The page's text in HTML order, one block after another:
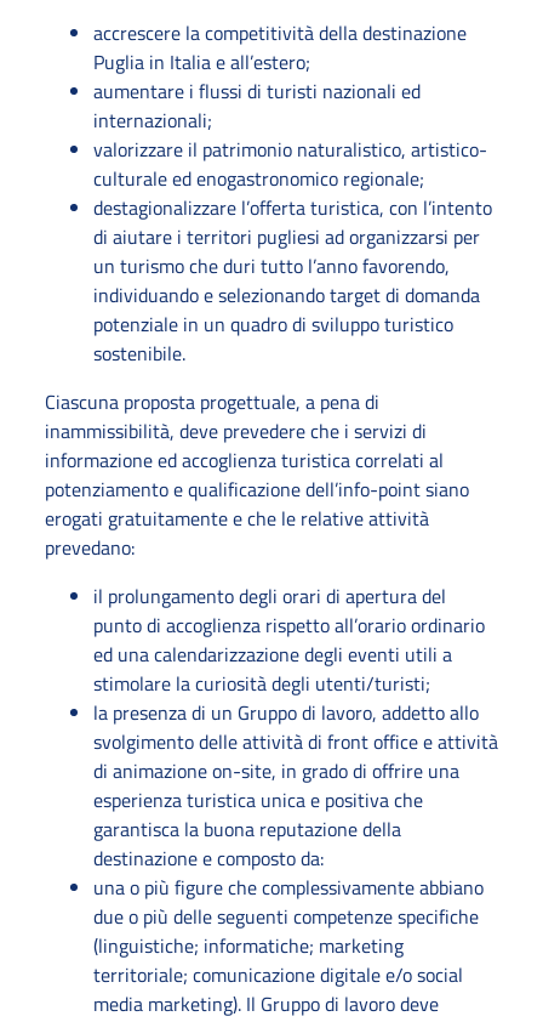
accrescere la competitività della destinazione
Puglia in Italia e all’estero;
aumentare i flussi di turisti nazionali ed
internazionali;
valorizzare il patrimonio naturalistico, artistico-
culturale ed enogastronomico regionale;
destagionalizzare l’offerta turistica, con l’intento
di aiutare i territori pugliesi ad organizzarsi per
un turismo che duri tutto l’anno favorendo,
individuando e selezionando target di domanda
potenziale in un quadro di sviluppo turistico
sostenibile.
Ciascuna proposta progettuale, a pena di
inammissibilità, deve prevedere che i servizi di
informazione ed accoglienza turistica correlati al
potenziamento e qualificazione dell’info-point siano
erogati gratuitamente e che le relative attività
prevedano:
il prolungamento degli orari di apertura del
punto di accoglienza rispetto all’orario ordinario
ed una calendarizzazione degli eventi utili a
stimolare la curiosità degli utenti/turisti;
la presenza di un Gruppo di lavoro, addetto allo
svolgimento delle attività di front office e attività
di animazione on-site, in grado di offrire una
esperienza turistica unica e positiva che
garantisca la buona reputazione della
destinazione e composto da:
una o più figure che complessivamente abbiano
due o più delle seguenti competenze specifiche
(linguistiche; informatiche; marketing
territoriale; comunicazione digitale e/o social
media marketing). Il Gruppo di lavoro deve